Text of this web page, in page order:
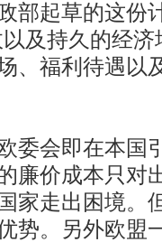
部起草的这份
及持久的经济
、福利待遇以
会即在本国
廉价成本只对
家走出困境。
势。另外欧盟